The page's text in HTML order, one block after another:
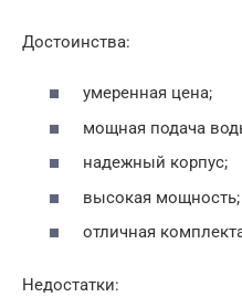
Достоинства:
умеренная цена;
мощная подача
надежный корпус;
высокая мощность;
отличная
Недостатки: